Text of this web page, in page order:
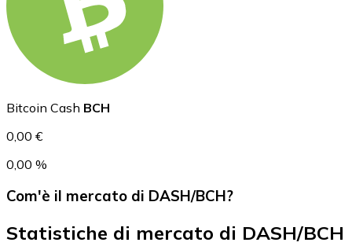
USD Coin
USDC
Bitcoin Cash BCH
0,00 €
0,00 %
Com'è il mercato di DASH/BCH?
Statistiche di mercato di DASH/BCH